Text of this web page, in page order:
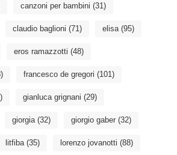
canzoni per bambini (31)
claudio baglioni (71) elisa(95)
eros ramazzotti (48)
francesco de gregori (101)
gianluca grignani (29)
giorgia(32) giorgio gaber(32)
litfiba(35) lorenzo jovanotti (88)